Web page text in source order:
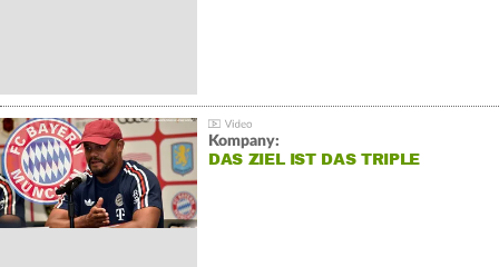
Kompany:
DAS ZIEL IST DAS TRIPLE